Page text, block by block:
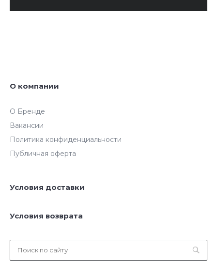
О компании
О Бренде
Вакансии
Политика конфиденциальности
Публичная оферта
Условия доставки
Условия возврата